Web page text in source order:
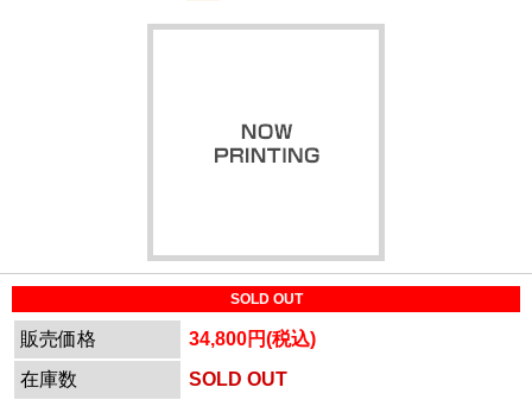
SOLD OUT
販売価格
34,800円(税込)
在庫数
SOLD OUT